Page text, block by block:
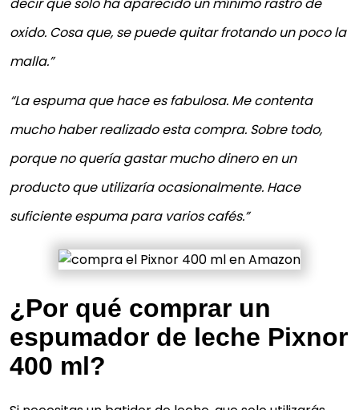
decir que solo ha aparecido un mínimo rastro de
oxido. Cosa que, se puede quitar frotando un poco la
malla.”
“La espuma que hace es fabulosa. Me contenta
mucho haber realizado esta compra. Sobre todo,
porque no quería gastar mucho dinero en un
producto que utilizaría ocasionalmente. Hace
suficiente espuma para varios cafés.”
¿Por qué comprar un
espumador de leche Pixnor
400 ml?